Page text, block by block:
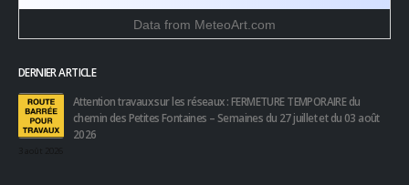
Data from MeteoArt.com
DERNIER ARTICLE
Attention travaux sur les réseaux : FERMETURE TEMPORAIRE du
chemin des Petites Fontaines – Semaines du 27 juillet et du 03 août
2026